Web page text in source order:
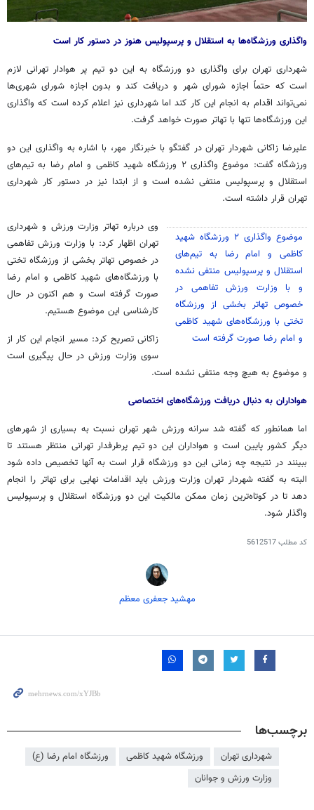
واگذاری ورزشگاه‌ها به استقلال و پرسپولیس هنوز در دستور کار است
شهرداری تهران برای واگذاری دو ورزشگاه به این دو تیم پر هوادار تهرانی لازم
است که حتماً اجازه شورای شهر و دریافت کند و بدون اجازه شورای شهری‌ها
نمی‌تواند اقدام به انجام این کار کند اما شهرداری نیز اعلام کرده است که واگذاری
این ورزشگاه‌ها تنها با تهاتر صورت خواهد گرفت.
علیرضا زاکانی شهردار تهران در گفتگو با خبرنگار مهر، با اشاره به واگذاری این دو
ورزشگاه گفت: موضوع واگذاری ۲ ورزشگاه شهید کاظمی و امام رضا به تیم‌های
استقلال و پرسپولیس منتفی نشده است و از ابتدا نیز در دستور کار شهرداری
تهران قرار داشته است.
موضوع واگذاری ۲ ورزشگاه شهید
کاظمی و امام رضا به تیم‌های
استقلال و پرسپولیس منتفی نشده
و با وزارت ورزش تفاهمی در
خصوص تهاتر بخشی از ورزشگاه
تختی با ورزشگاه‌های شهید کاظمی
و امام رضا صورت گرفته است
وی درباره تهاتر وزارت ورزش و شهرداری
تهران اظهار کرد: با وزارت ورزش تفاهمی
در خصوص تهاتر بخشی از ورزشگاه تختی
با ورزشگاه‌های شهید کاظمی و امام رضا
صورت گرفته است و هم اکنون در حال
کارشناسی این موضوع هستیم.
زاکانی تصریح کرد: مسیر انجام این کار از
سوی وزارت ورزش در حال پیگیری است
و موضوع به هیچ وجه منتفی نشده است.
هواداران به دنبال دریافت ورزشگاه‌های اختصاصی
اما همانطور که گفته شد سرانه ورزش شهر تهران نسبت به بسیاری از شهرهای
دیگر کشور پایین است و هواداران این دو تیم پرطرفدار تهرانی منتظر هستند تا
ببینند در نتیجه چه زمانی این دو ورزشگاه قرار است به آنها تخصیص داده شود
البته به گفته شهردار تهران وزارت ورزش باید اقدامات نهایی برای تهاتر را انجام
دهد تا در کوتاه‌ترین زمان ممکن مالکیت این دو ورزشگاه استقلال و پرسپولیس
واگذار شود.
کد مطلب5612517
مهشید جعفری معظم
برچسب‌ها
شهرداری تهران ورزشگاه شهید کاظمی
ورزشگاه امام رضا (ع)
وزارت ورزش و جوانان